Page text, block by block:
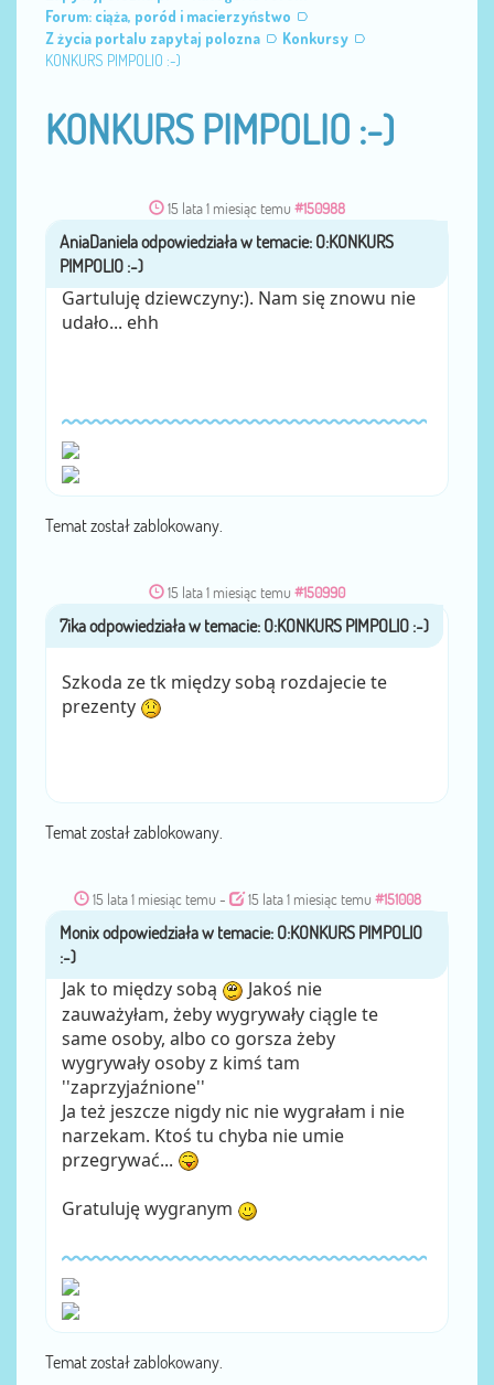
Forum: ciąża, poród i macierzyństwo
Z życia portalu zapytaj polozna
Konkursy
KONKURS PIMPOLIO :-)
KONKURS PIMPOLIO :-)
15 lata 1 miesiąc temu #150988
przezAniaDaniela
Gartuluję dziewczyny:). Nam się znowu nie
udało... ehh
Temat został zablokowany.
15 lata 1 miesiąc temu #150990
przez7ika
Szkoda ze tk między sobą rozdajecie te
prezenty
Temat został zablokowany.
15 lata 1 miesiąc temu - 15 lata 1 miesiąc temu #151008
przezMonix
Jak to między sobą
Jakoś nie
zauważyłam, żeby wygrywały ciągle te
same osoby, albo co gorsza żeby
wygrywały osoby z kimś tam
''zaprzyjaźnione''
Ja też jeszcze nigdy nic nie wygrałam i nie
narzekam. Ktoś tu chyba nie umie
przegrywać...
Gratuluję wygranym
Temat został zablokowany.